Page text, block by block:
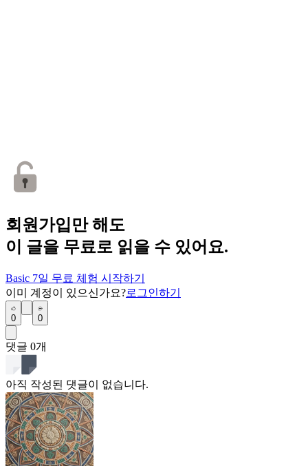
회원가입만 해도
이 글을 무료로 읽을 수 있어요.
Basic 7일 무료 체험 시작하기
이미 계정이 있으신가요?로그인하기
0 0
댓글 0개
아직 작성된 댓글이 없습니다.